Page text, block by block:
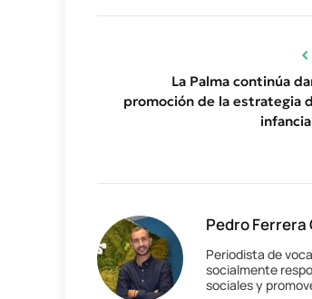
La Palma continúa
promoción de la estrategia
Pedro Ferrera
Periodista de
socialmente
sociales y